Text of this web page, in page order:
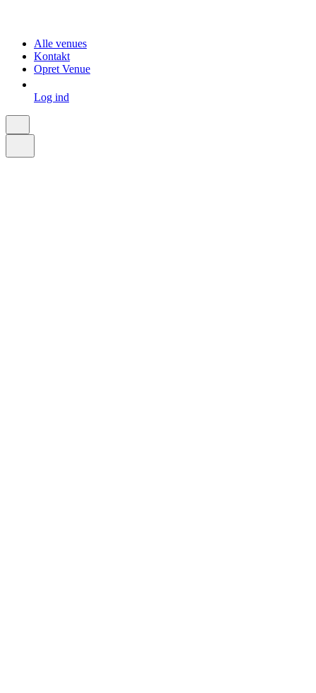
Alle venues
Kontakt
Opret Venue
Log ind